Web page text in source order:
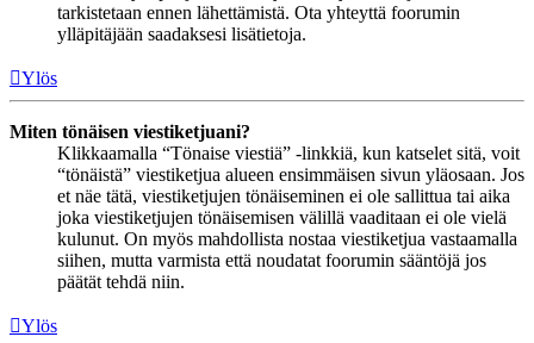
tarkistetaan ennen lähettämistä. Ota yhteyttä foorumin
ylläpitäjään saadaksesi lisätietoja.
Ylös
Miten tönäisen viestiketjuani?
Klikkaamalla “Tönaise viestiä” -linkkiä, kun katselet sitä, voit
“tönäistä” viestiketjua alueen ensimmäisen sivun yläosaan. Jos
et näe tätä, viestiketjujen tönäiseminen ei ole sallittua tai aika
joka viestiketjujen tönäisemisen välillä vaaditaan ei ole vielä
kulunut. On myös mahdollista nostaa viestiketjua vastaamalla
siihen, mutta varmista että noudatat foorumin sääntöjä jos
päätät tehdä niin.
Ylös